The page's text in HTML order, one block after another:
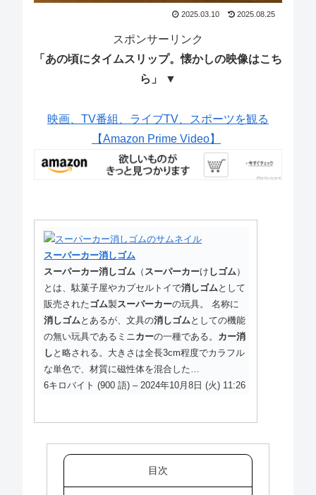
2025.03.10 2025.08.25
スポンサーリンク
「あの頃にタイムスリップ。懐かしの映像はこち
ら」 ▼
映画、TV番組、ライブTV、スポーツを観る
【Amazon Prime Video】
スーパーカー消しゴム
スーパーカー消しゴム （ スーパーカーけ しゴム ）
とは、駄菓子屋やカプセルトイで消しゴム として
販売されたゴム製 スーパーカーの玩具。 名称に
消しゴム とあるが、文具の消しゴム としての機能
の無い玩具であるミニ カーの一種である。 カー消
し と略される。大きさは全長3cm程度でカラフル
な単色で、材質に磁性体を混合した…
6キロバイト (900 語) – 2024年10月8日 (火) 11:26
目次